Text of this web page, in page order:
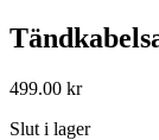
499.00 kr
Slut i lager